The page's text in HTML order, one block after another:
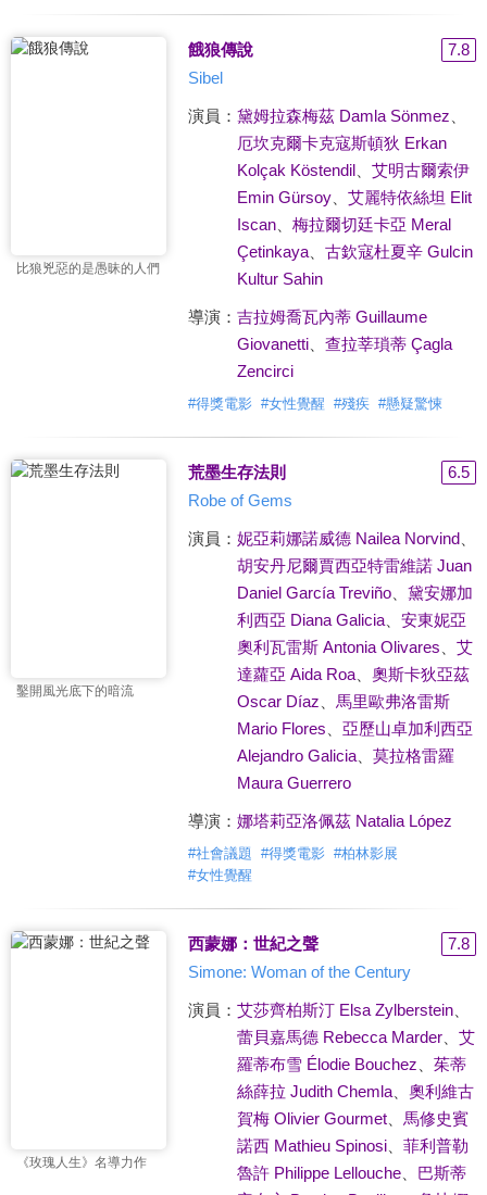
比狼兇惡的是愚昧的人們
餓狼傳說
7.8
Sibel
演員： 黛姆拉森梅茲 Damla Sönmez
厄坎克爾卡克寇斯頓狄 Erkan
Kolçak Köstendil、 艾明古爾索伊
Emin Gürsoy、 艾麗特依絲坦 Elit
Iscan、 梅拉爾切廷卡亞 Meral
Çetinkaya、 古欽寇杜夏辛 Gulcin
Kultur Sahin
導演： 吉拉姆喬瓦內蒂 Guillaume
Giovanetti、 查拉莘瑣蒂 Çagla
Zencirci
#得獎電影 #女性覺醒 #殘疾 #懸疑驚悚
鑿開風光底下的暗流
荒墨生存法則
6.5
Robe of Gems
演員： 妮亞莉娜諾威德 Nailea Norvind、
胡安丹尼爾賈西亞特雷維諾 Juan
Daniel García Treviño、 黛安娜加
利西亞 Diana Galicia、 安東妮亞
奧利瓦雷斯 Antonia Olivares
艾
達蘿亞 Aida Roa、 奧斯卡狄亞茲
Oscar Díaz
馬里歐弗洛雷斯
Mario Flores
亞歷山卓加利西亞
Alejandro Galicia、 莫拉格雷羅
Maura Guerrero
導演： 娜塔莉亞洛佩茲 Natalia López
#社會議題 #得獎電影 #柏林影展
#女性覺醒
《玫瑰人生》名導力作
西蒙娜：世紀之聲
7.8
Simone: Woman of the Century
演員： 艾莎齊柏斯汀 Elsa Zylberstein、
蕾貝嘉馬德 Rebecca Marder、 艾
羅蒂布雪 Élodie Bouchez
茱蒂
絲薛拉 Judith Chemla、 奧利維古
賀梅 Olivier Gourmet、 馬修史賓
諾西 Mathieu Spinosi、 菲利普勒
魯許 Philippe Lellouche、 巴斯蒂